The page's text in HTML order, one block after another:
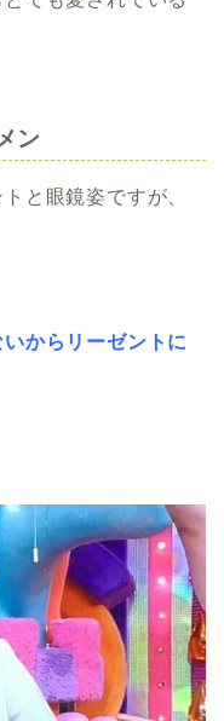
ン
と眼鏡姿ですが、
からリーゼントに